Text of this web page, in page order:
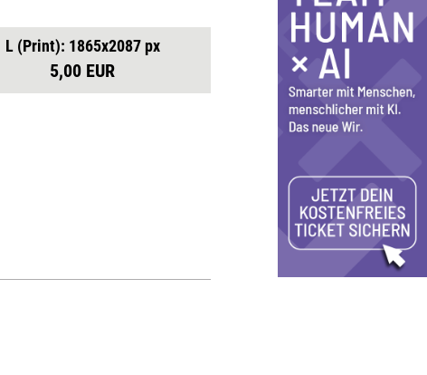
L (Print): 1865x2087 px
5,00 EUR